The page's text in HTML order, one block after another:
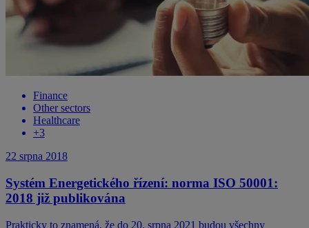
Finance
Other sectors
Healthcare
+3
22 srpna 2018
Systém Energetického řízení: norma ISO 50001:
2018 již publikována
Prakticky to znamená, že do 20. srpna 2021 budou všechny